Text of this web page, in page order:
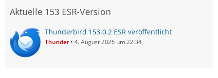
Aktuelle 153 ESR-Version
Thunderbird 153.0.2 ESR veröffentlicht
Thunder 4. August 2026 um 22:34